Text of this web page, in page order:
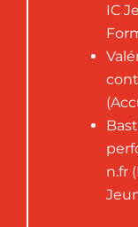
IC
n.fr